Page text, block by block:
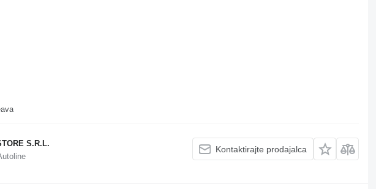
S.R.L.
Kontaktirajte prodajalca